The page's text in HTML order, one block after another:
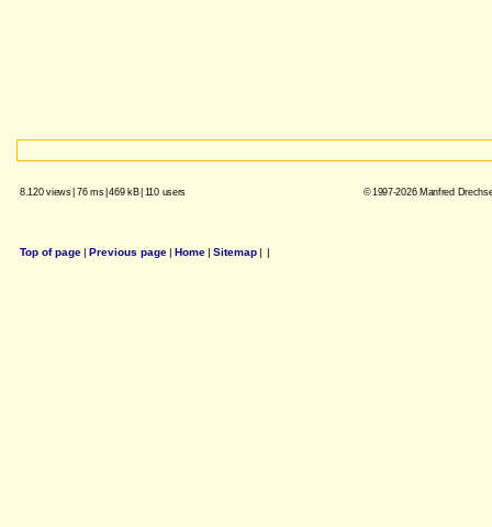
8.120 views| 76 ms|469 kB| 110 users © 1997-2026 Manfred
Top of page| Previous page| Home| Sitemap| |